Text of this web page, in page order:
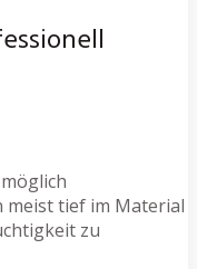
tief im Material
zu